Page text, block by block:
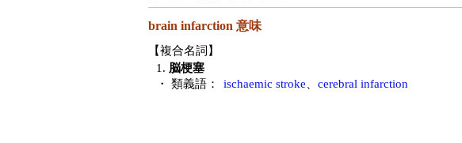
brain infarction 意味
【複合名詞】
1. 脳梗塞
・ 類義語：
ischaemic stroke cerebral infarction